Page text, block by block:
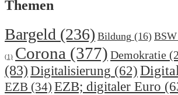
Themen
Bargeld (236) Bildung (16) BSW
(1) Corona (377) Demokratie
(83) Digitalisierung (62)
EZB (34) EZB; digitaler Euro